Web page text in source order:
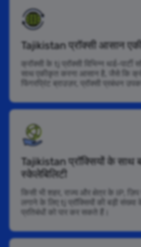
Tajikistan प्रॉक्सी आसान
क्रॉक्सी के tj प्रॉक्सी विभिन्न थर्ड-
साथ एकीकृत करना आसान है, जैसे कि
फिंगरप्रिंट ब्राउज़र, प्रॉक्सी प्रबंधन
Tajikistan प्रॉक्सियों के साथ
स्केलेबिलिटी
किसी भी शहर, राज्य और क्षेत्र के IP, ज़िप
लगाने के लिए tj प्रॉक्सियों की बड़ी
प्रतिबंधों को पार कर सकते हैं।